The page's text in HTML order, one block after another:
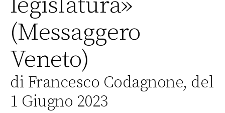
(Messaggero
Veneto)
di Francesco Codagnone, del
1 Giugno 2023